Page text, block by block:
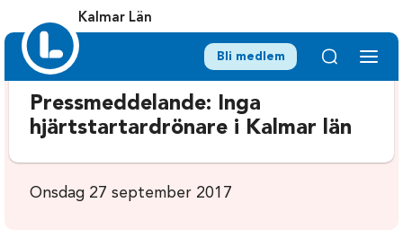
Kalmar Län
Bli medlem
Pressmeddelande: Inga
hjärtstartardrönare i Kalmar län
Onsdag 27 september 2017